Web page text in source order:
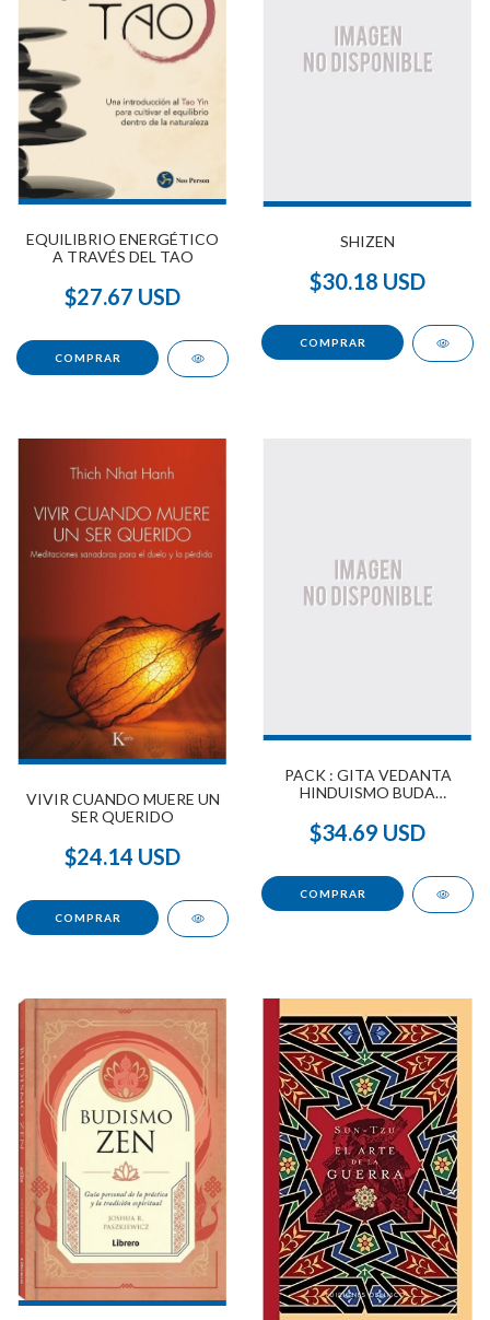
EQUILIBRIO ENERGÉTICO
A TRAVÉS DEL TAO
$27.67 USD
SHIZEN
$30.18 USD
VIVIR CUANDO MUERE UN
SER QUERIDO
$24.14 USD
PACK : GITA VEDANTA
HINDUISMO BUDA
$34.69 USD